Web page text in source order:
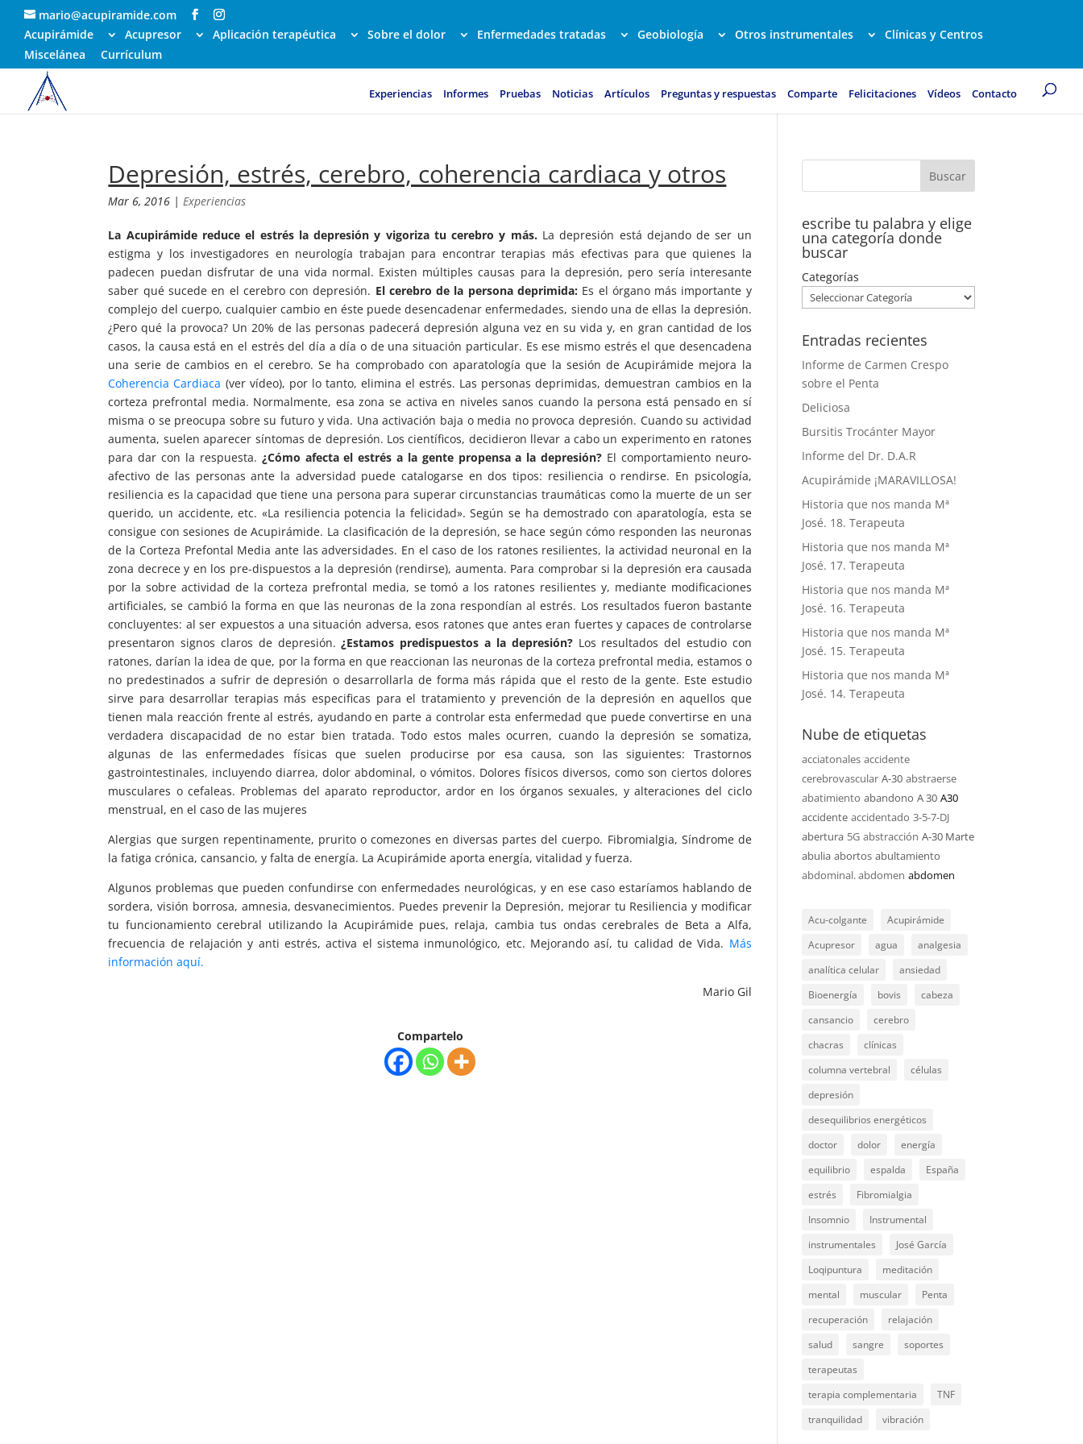
mario@acupiramide.com
Acupirámide
Acupresor Aplicación terapéutica Sobre el dolor Enfermedades tratadas Geobiología Otros instrumentales
Clínicas y Centros
Miscelánea
Currículum
Experiencias Informes Pruebas Noticias Artículos Preguntas y respuestas Comparte Felicitaciones Vídeos Contacto
Depresión, estrés, cerebro, coherencia cardiaca y otros
Mar 6, 2016 |Experiencias
La Acupirámide reduce el estrés la depresión y vigoriza tu cerebro y más.La depresión está dejando de ser un
estigma y los investigadores en neurología trabajan para encontrar terapias más efectivas para que quienes la
padecen puedan disfrutar de una vida normal. Existen múltiples causas para la depresión, pero sería interesante
saber qué sucede en el cerebro con depresión. El cerebro de la persona deprimida: Es el órgano más importante y
complejo del cuerpo, cualquier cambio en éste puede desencadenar enfermedades, siendo una de ellas la depresión.
¿Pero qué la provoca? Un 20% de las personas padecerá depresión alguna vez en su vida y, en gran cantidad de los
casos, la causa está en el estrés del día a día o de una situación particular. Es ese mismo estrés el que desencadena
una serie de cambios en el cerebro. Se ha comprobado con aparatología que la sesión de Acupirámide mejora la
Coherencia Cardiaca (ver vídeo), por lo tanto, elimina el estrés. Las personas deprimidas, demuestran cambios en la
corteza prefrontal media. Normalmente, esa zona se activa en niveles sanos cuando la persona está pensado en sí
misma o se preocupa sobre su futuro y vida. Una activación baja o media no provoca depresión. Cuando su actividad
aumenta, suelen aparecer síntomas de depresión. Los científicos, decidieron llevar a cabo un experimento en ratones
para dar con la respuesta. ¿Cómo afecta el estrés a la gente propensa a la depresión? El comportamiento neuro-
afectivo de las personas ante la adversidad puede catalogarse en dos tipos: resiliencia o rendirse. En psicología,
resiliencia es la capacidad que tiene una persona para superar circunstancias traumáticas como la muerte de un ser
querido, un accidente, etc. «La resiliencia potencia la felicidad». Según se ha demostrado con aparatología, esta se
consigue con sesiones de Acupirámide. La clasificación de la depresión, se hace según cómo responden las neuronas
de la Corteza Prefontal Media ante las adversidades. En el caso de los ratones resilientes, la actividad neuronal en la
zona decrece y en los pre-dispuestos a la depresión (rendirse), aumenta. Para comprobar si la depresión era causada
por la sobre actividad de la corteza prefrontal media, se tomó a los ratones resilientes y, mediante modificaciones
artificiales, se cambió la forma en que las neuronas de la zona respondían al estrés. Los resultados fueron bastante
concluyentes: al ser expuestos a una situación adversa, esos ratones que antes eran fuertes y capaces de controlarse
presentaron signos claros de depresión.¿Estamos predispuestos a la depresión?Los resultados del estudio con
ratones, darían la idea de que, por la forma en que reaccionan las neuronas de la corteza prefrontal media, estamos o
no predestinados a sufrir de depresión o desarrollarla de forma más rápida que el resto de la gente. Este estudio
sirve para desarrollar terapias más especificas para el tratamiento y prevención de la depresión en aquellos que
tienen mala reacción frente al estrés, ayudando en parte a controlar esta enfermedad que puede convertirse en una
verdadera discapacidad de no estar bien tratada. Todo estos males ocurren, cuando la depresión se somatiza,
algunas de las enfermedades físicas que suelen producirse por esa causa, son las siguientes: Trastornos
gastrointestinales, incluyendo diarrea, dolor abdominal, o vómitos. Dolores físicos diversos, como son ciertos dolores
musculares o cefaleas. Problemas del aparato reproductor, ardor en los órganos sexuales, y alteraciones del ciclo
menstrual, en el caso de las mujeres
Alergias que surgen repentinamente, prurito o comezones en diversas partes del cuerpo. Fibromialgia, Síndrome de
la fatiga crónica, cansancio, y falta de energía. La Acupirámide aporta energía, vitalidad y fuerza.
Algunos problemas que pueden confundirse con enfermedades neurológicas, y en ese caso estaríamos hablando de
sordera, visión borrosa, amnesia, desvanecimientos. Puedes prevenir la Depresión, mejorar tu Resiliencia y modificar
tu funcionamiento cerebral utilizando la Acupirámide pues, relaja, cambia tus ondas cerebrales de Beta a Alfa,
frecuencia de relajación y anti estrés, activa el sistema inmunológico, etc. Mejorando así, tu calidad de Vida. Más
información aquí.
Mario Gil
Compartelo
escribe tu palabra y elige
una categoría donde
buscar
Categorías
Entradas recientes
Informe de Carmen Crespo
sobre el Penta
Deliciosa
Bursitis Trocánter Mayor
Informe del Dr. D.A.R
Acupirámide ¡MARAVILLOSA!
Historia que nos manda Mª
José. 18. Terapeuta
Historia que nos manda Mª
José. 17. Terapeuta
Historia que nos manda Mª
José. 16. Terapeuta
Historia que nos manda Mª
José. 15. Terapeuta
Historia que nos manda Mª
José. 14. Terapeuta
Nube de etiquetas
acciatonales accidente
cerebrovascular A-30 abstraerse
abatimiento abandono A 30 A30
accidente accidentado 3-5-7-DJ
abertura 5G abstracción A-30 Marte
abulia abortos abultamiento
abdominal. abdomen abdomen
Acu-colgante
Acupirámide
Acupresor
agua
analgesia
analítica celular
ansiedad
Bioenergía
bovis
cabeza
cansancio
cerebro
chacras
clínicas
columna vertebral
células
depresión
desequilibrios energéticos
doctor
dolor
energía
equilibrio
espalda
España
estrés
Fibromialgia
Insomnio
Instrumental
instrumentales
José García
Loqipuntura
meditación
mental
muscular
Penta
recuperación
relajación
salud
sangre
soportes
terapeutas
terapia complementaria
TNF
tranquilidad
vibración